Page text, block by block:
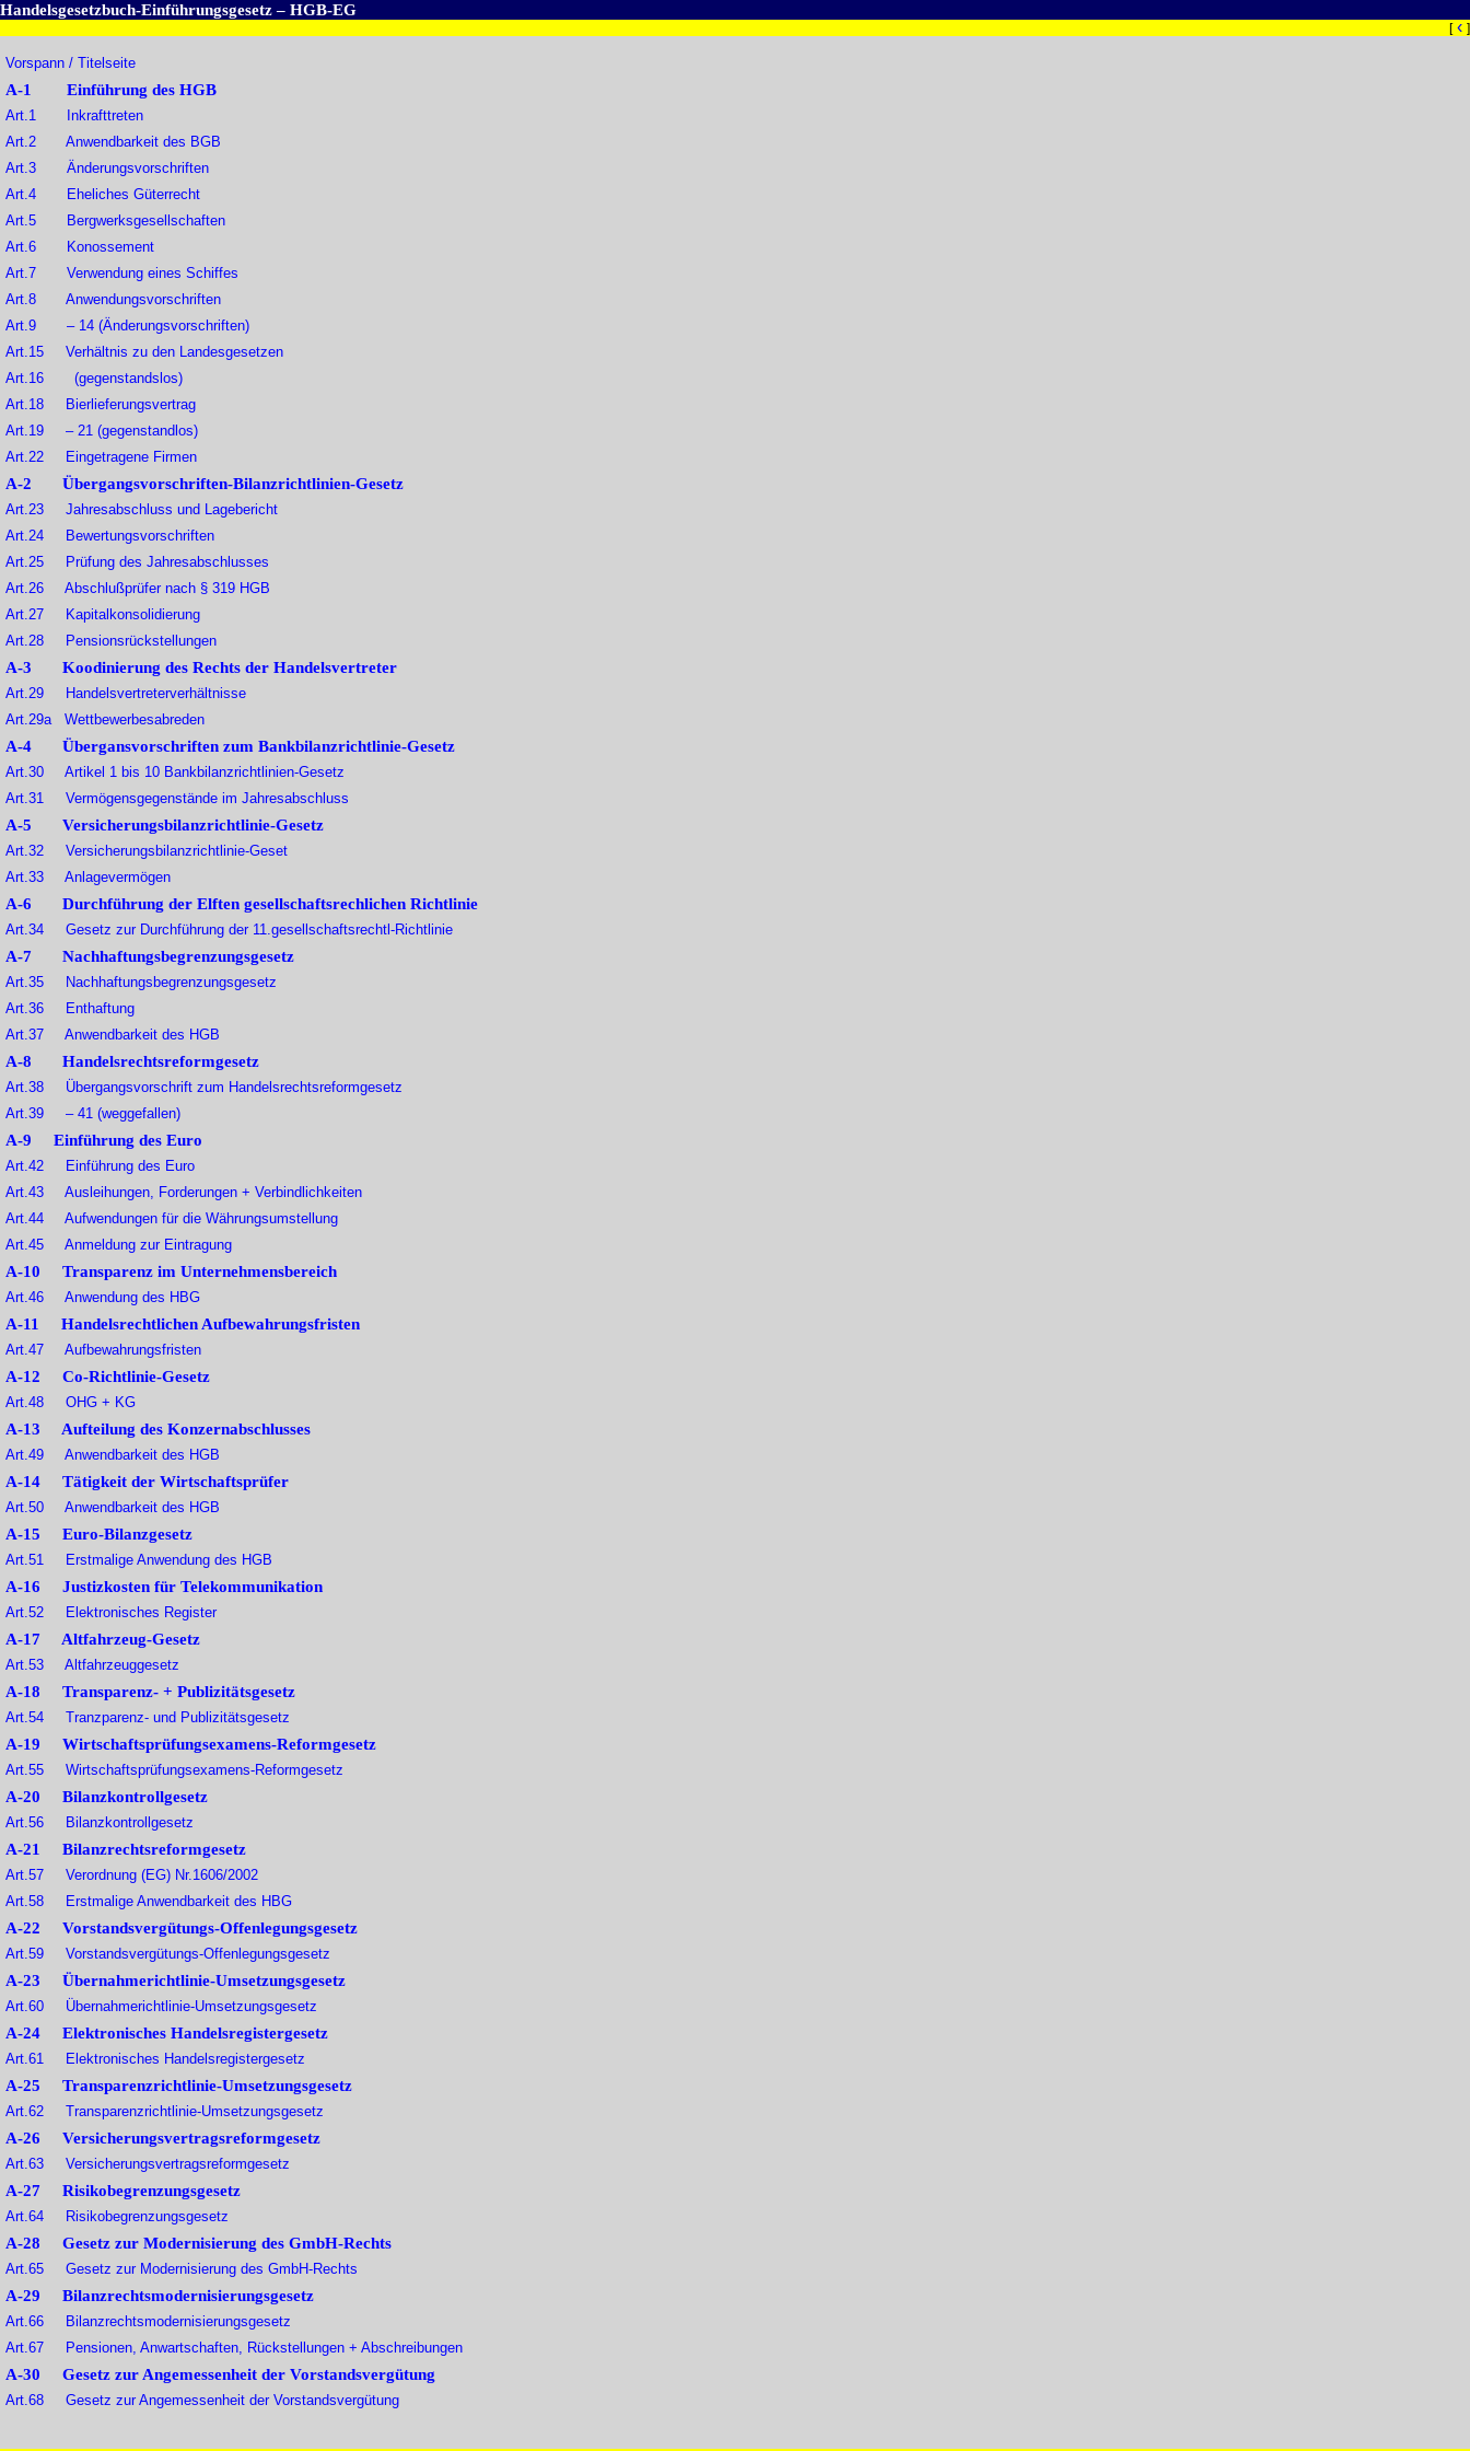
Handelsgesetzbuch-Einführungsgesetz – HGB-EG
[‹ ]
Vorspann / Titelseite
A-1 Einführung des HGB
Art.1 Inkrafttreten
Art.2 Anwendbarkeit des BGB
Art.3 Änderungsvorschriften
Art.4 Eheliches Güterrecht
Art.5 Bergwerksgesellschaften
Art.6 Konossement
Art.7 Verwendung eines Schiffes
Art.8 Anwendungsvorschriften
Art.9 – 14 (Änderungsvorschriften)
Art.15 Verhältnis zu den Landesgesetzen
Art.16 (gegenstandslos)
Art.18 Bierlieferungsvertrag
Art.19 – 21 (gegenstandlos)
Art.22 Eingetragene Firmen
A-2 Übergangsvorschriften-Bilanzrichtlinien-Gesetz
Art.23 Jahresabschluss und Lagebericht
Art.24 Bewertungsvorschriften
Art.25 Prüfung des Jahresabschlusses
Art.26 Abschlußprüfer nach § 319 HGB
Art.27 Kapitalkonsolidierung
Art.28 Pensionsrückstellungen
A-3 Koodinierung des Rechts der Handelsvertreter
Art.29 Handelsvertreterverhältnisse
Art.29a Wettbewerbesabreden
A-4 Übergansvorschriften zum Bankbilanzrichtlinie-Gesetz
Art.30 Artikel 1 bis 10 Bankbilanzrichtlinien-Gesetz
Art.31 Vermögensgegenstände im Jahresabschluss
A-5 Versicherungsbilanzrichtlinie-Gesetz
Art.32 Versicherungsbilanzrichtlinie-Geset
Art.33 Anlagevermögen
A-6 Durchführung der Elften gesellschaftsrechlichen Richtlinie
Art.34 Gesetz zur Durchführung der 11.gesellschaftsrechtl-Richtlinie
A-7 Nachhaftungsbegrenzungsgesetz
Art.35 Nachhaftungsbegrenzungsgesetz
Art.36 Enthaftung
Art.37 Anwendbarkeit des HGB
A-8 Handelsrechtsreformgesetz
Art.38 Übergangsvorschrift zum Handelsrechtsreformgesetz
Art.39 – 41 (weggefallen)
A-9 Einführung des Euro
Art.42 Einführung des Euro
Art.43 Ausleihungen, Forderungen + Verbindlichkeiten
Art.44 Aufwendungen für die Währungsumstellung
Art.45 Anmeldung zur Eintragung
A-10 Transparenz im Unternehmensbereich
Art.46 Anwendung des HBG
A-11 Handelsrechtlichen Aufbewahrungsfristen
Art.47 Aufbewahrungsfristen
A-12 Co-Richtlinie-Gesetz
Art.48 OHG + KG
A-13 Aufteilung des Konzernabschlusses
Art.49 Anwendbarkeit des HGB
A-14 Tätigkeit der Wirtschaftsprüfer
Art.50 Anwendbarkeit des HGB
A-15 Euro-Bilanzgesetz
Art.51 Erstmalige Anwendung des HGB
A-16 Justizkosten für Telekommunikation
Art.52 Elektronisches Register
A-17 Altfahrzeug-Gesetz
Art.53 Altfahrzeuggesetz
A-18 Transparenz- + Publizitätsgesetz
Art.54 Tranzparenz- und Publizitätsgesetz
A-19 Wirtschaftsprüfungsexamens-Reformgesetz
Art.55 Wirtschaftsprüfungsexamens-Reformgesetz
A-20 Bilanzkontrollgesetz
Art.56 Bilanzkontrollgesetz
A-21 Bilanzrechtsreformgesetz
Art.57 Verordnung (EG) Nr.1606/2002
Art.58 Erstmalige Anwendbarkeit des HBG
A-22 Vorstandsvergütungs-Offenlegungsgesetz
Art.59 Vorstandsvergütungs-Offenlegungsgesetz
A-23 Übernahmerichtlinie-Umsetzungsgesetz
Art.60 Übernahmerichtlinie-Umsetzungsgesetz
A-24 Elektronisches Handelsregistergesetz
Art.61 Elektronisches Handelsregistergesetz
A-25 Transparenzrichtlinie-Umsetzungsgesetz
Art.62 Transparenzrichtlinie-Umsetzungsgesetz
A-26 Versicherungsvertragsreformgesetz
Art.63 Versicherungsvertragsreformgesetz
A-27 Risikobegrenzungsgesetz
Art.64 Risikobegrenzungsgesetz
A-28 Gesetz zur Modernisierung des GmbH-Rechts
Art.65 Gesetz zur Modernisierung des GmbH-Rechts
A-29 Bilanzrechtsmodernisierungsgesetz
Art.66 Bilanzrechtsmodernisierungsgesetz
Art.67 Pensionen, Anwartschaften, Rückstellungen + Abschreibungen
A-30 Gesetz zur Angemessenheit der Vorstandsvergütung
Art.68 Gesetz zur Angemessenheit der Vorstandsvergütung